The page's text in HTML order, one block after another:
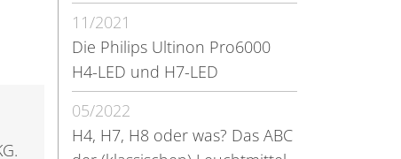
11/2021
Die Philips Ultinon Pro6000
H4-LED und H7-LED
05/2022
H4, H7, H8 oder was? Das ABC